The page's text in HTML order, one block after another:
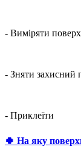
- Виміряти
- Зняти захисний
- Приклеїти
🍀 На яку